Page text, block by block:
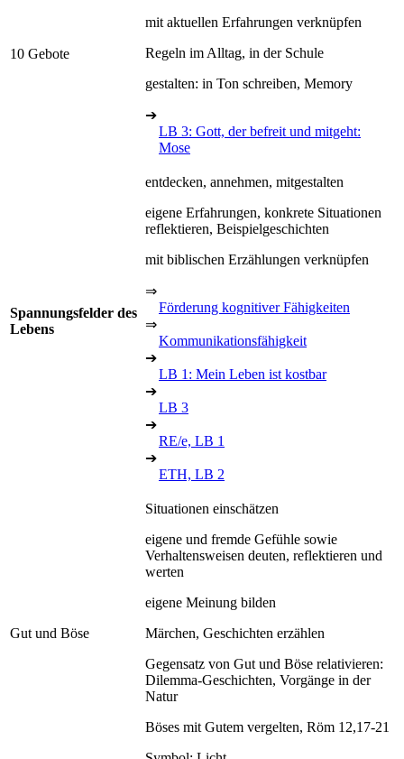
10 Gebote
mit aktuellen Erfahrungen verknüpfen
Regeln im Alltag, in der Schule
gestalten: in Ton schreiben, Memory
➔
LB 3: Gott, der befreit und mitgeht:
Mose
Spannungsfelder des
Lebens
entdecken, annehmen, mitgestalten
eigene Erfahrungen, konkrete Situationen
reflektieren, Beispielgeschichten
mit biblischen Erzählungen verknüpfen
⇒
Förderung kognitiver Fähigkeiten
⇒
Kommunikationsfähigkeit
➔
LB 1: Mein Leben ist kostbar
➔
LB 3
➔
RE/e, LB 1
➔
ETH, LB 2
Gut und Böse
Situationen einschätzen
eigene und fremde Gefühle sowie
Verhaltensweisen deuten, reflektieren und
werten
eigene Meinung bilden
Märchen, Geschichten erzählen
Gegensatz von Gut und Böse relativieren:
Dilemma-Geschichten, Vorgänge in der
Natur
Böses mit Gutem vergelten, Röm 12,17-21